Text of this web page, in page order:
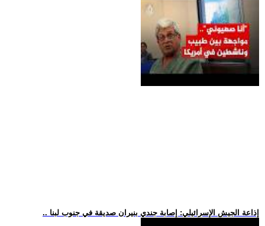
.. إذاعة الجيش الإسرائيلي: إصابة جندي بنيران صديقة في جنوب لبنا